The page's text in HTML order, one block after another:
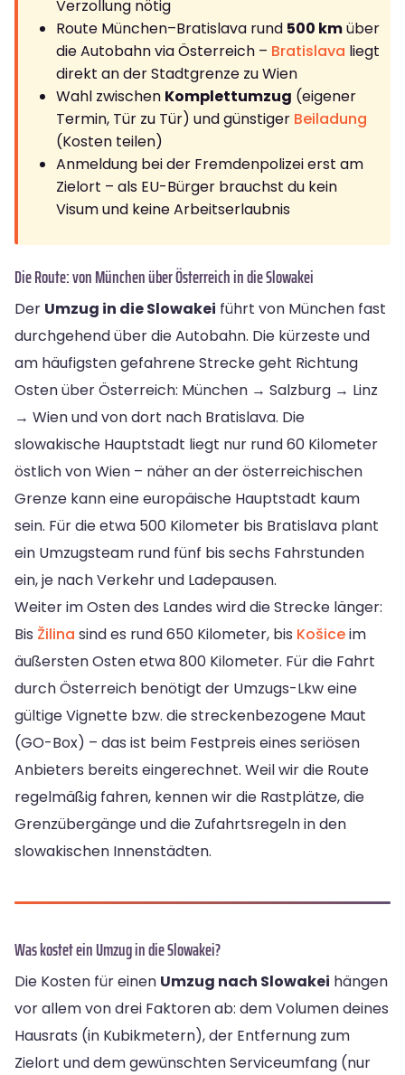
Verzollung nötig
Route München–Bratislava rund 500 kmüber
die Autobahn via Österreich – Bratislava liegt
direkt an der Stadtgrenze zu Wien
Wahl zwischen Komplettumzug (eigener
Termin, Tür zu Tür) und günstiger Beiladung
(Kosten teilen)
Anmeldung bei der Fremdenpolizei erst am
Zielort – als EU-Bürger brauchst du kein
Visum und keine Arbeitserlaubnis
Die Route: von München über Österreich in die Slowakei
Der Umzug in die Slowakei führt von München fast
durchgehend über die Autobahn. Die kürzeste und
am häufigsten gefahrene Strecke geht Richtung
Osten über Österreich: München → Salzburg → Linz
→ Wien und von dort nach Bratislava. Die
slowakische Hauptstadt liegt nur rund 60 Kilometer
östlich von Wien – näher an der österreichischen
Grenze kann eine europäische Hauptstadt kaum
sein. Für die etwa 500 Kilometer bis Bratislava plant
ein Umzugsteam rund fünf bis sechs Fahrstunden
ein, je nach Verkehr und Ladepausen.
Weiter im Osten des Landes wird die Strecke länger:
Bis Žilina sind es rund 650 Kilometer, bis Košiceim
äußersten Osten etwa 800 Kilometer. Für die Fahrt
durch Österreich benötigt der Umzugs-Lkw eine
gültige Vignette bzw. die streckenbezogene Maut
(GO-Box) – das ist beim Festpreis eines seriösen
Anbieters bereits eingerechnet. Weil wir die Route
regelmäßig fahren, kennen wir die Rastplätze, die
Grenzübergänge und die Zufahrtsregeln in den
slowakischen Innenstädten.
Was kostet ein Umzug in die Slowakei?
Die Kosten für einen Umzug nach Slowakei hängen
vor allem von drei Faktoren ab: dem Volumen deines
Hausrats (in Kubikmetern), der Entfernung zum
Zielort und dem gewünschten Serviceumfang (nur